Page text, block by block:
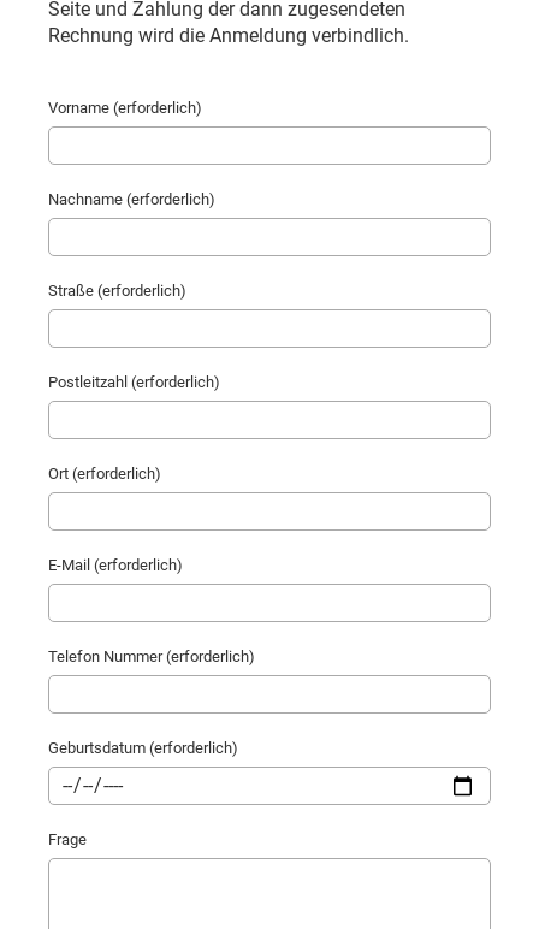
Seite und Zahlung der dann zugesendeten
Rechnung wird die Anmeldung verbindlich.
Vorname (erforderlich)
Nachname (erforderlich)
Straße (erforderlich)
Postleitzahl (erforderlich)
Ort (erforderlich)
E-Mail (erforderlich)
Telefon Nummer (erforderlich)
Geburtsdatum (erforderlich)
Frage